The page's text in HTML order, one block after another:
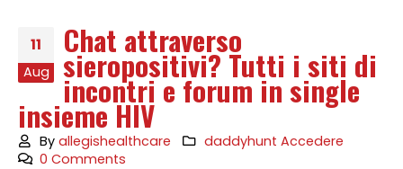
11
Aug
Chat attraverso
sieropositivi? Tutti i siti di
incontri e forum in single
insieme HIV
Byallegishealthcare
daddyhunt Accedere
0 Comments